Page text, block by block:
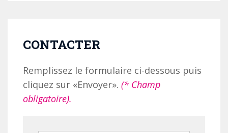
CONTACTER
Remplissez le formulaire ci-dessous puis
cliquez sur «Envoyer». (* Champ
obligatoire).